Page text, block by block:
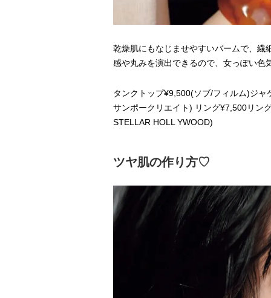
乾燥肌にもなじませやすいバームで、繊
感や丸みを演出できるので、女っぽい色
タンクトップ¥9,500(ソブ/フィルム)ジ
サンポークリエイト) リング¥7,500リン
STELLAR HOLL YWOOD)
ツヤ肌の作り方♡